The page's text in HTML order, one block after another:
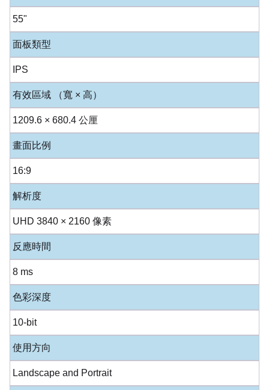
55"
面板類型
IPS
有效區域 （寬 × 高）
1209.6 × 680.4 公厘
畫面比例
16:9
解析度
UHD 3840 × 2160 像素
反應時間
8 ms
色彩深度
10-bit
使用方向
Landscape and Portrait